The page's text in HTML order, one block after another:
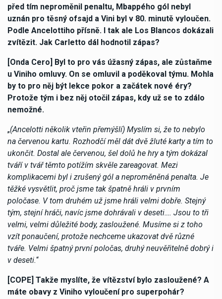
před tím neproměnil penaltu, Mbappého gól nebyl
uznán pro těsný ofsajd a Vini byl v 80. minutě vyloučen.
Podle Ancelottiho přísně. I tak ale Los Blancos dokázali
zvítězit. Jak Carletto dál hodnotil zápas?
[Onda Cero] Byl to pro vás úžasný zápas, ale zůstaňme
u Viniho omluvy. On se omluvil a poděkoval týmu. Mohla
by to pro něj být lekce pokor a začátek nové éry?
Protože tým i bez něj otočil zápas, kdy už se to zdálo
nemožné.
„(Ancelotti několik vteřin přemýšlí) Myslím si, že to nebylo
na červenou kartu. Rozhodčí měl dát dvě žluté karty a tím to
ukončit. Dostal ale červenou, šel dolů he hry a tým dokázal
tváří v tvář těmto potížím skvěle zareagovat. Mezi
komplikacemi byl i zrušený gól a neproměněná penalta. Je
těžké vysvětlit, proč jsme tak špatně hráli v prvním
poločase. V tom druhém už jsme hráli velmi dobře. Stejný
tým, stejní hráči, navíc jsme dohrávali v deseti…. Jsou to tři
velmi, velmi důležité body, zasloužené. Musíme si z toho
vzít ponaučení, protože nechceme ukazovat dvě různé
tváře. Velmi špatný první poločas, druhý neuvěřitelně dobrý i
v deseti.“
[COPE] Takže myslíte, že vítězství bylo zasloužené? A
máte obavy z Viniho vyloučení pro superpohár?